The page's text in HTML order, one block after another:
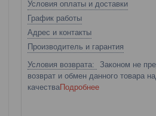
Условия оплаты и доставки
График работы
Адрес и контакты
Производитель и гарантия
Законом не
возврат и обмен данного товара
качестваПодробнее